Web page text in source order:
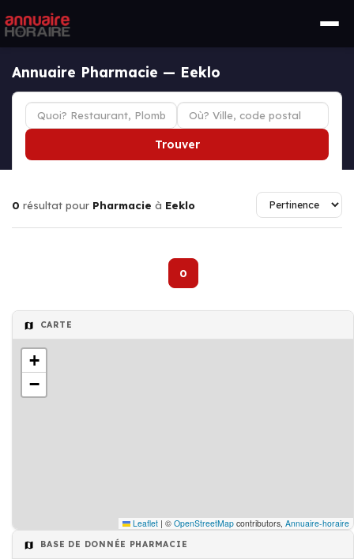
Annuaire Pharmacie — Eeklo
Trouver
0 résultat pour Pharmacie à Eeklo
0
CARTE
+
−
Leaflet | © OpenStreetMap contributors, Annuaire-horaire
BASE DE DONNÉE PHARMACIE